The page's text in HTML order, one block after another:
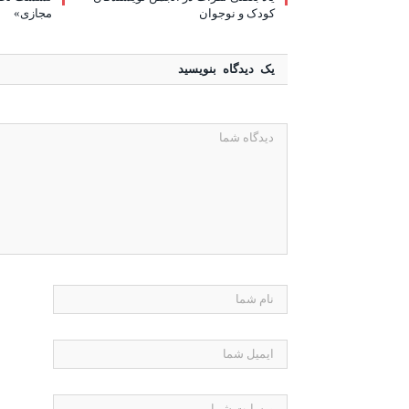
کودک و نوجوان
مجازی»
یک دیدگاه بنویسید